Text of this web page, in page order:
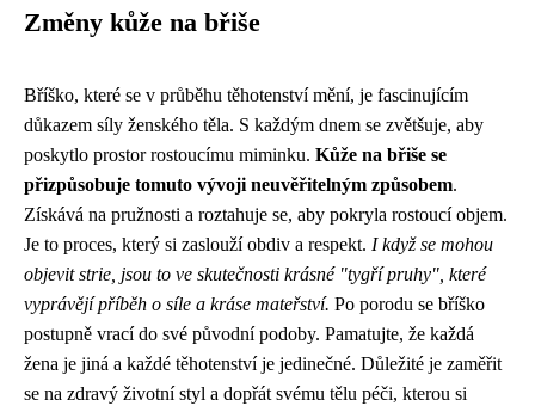
Změny kůže na břiše
Bříško, které se v průběhu těhotenství mění, je fascinujícím
důkazem síly ženského těla. S každým dnem se zvětšuje, aby
poskytlo prostor rostoucímu miminku. Kůže na břiše se
přizpůsobuje tomuto vývoji neuvěřitelným způsobem.
Získává na pružnosti a roztahuje se, aby pokryla rostoucí objem.
Je to proces, který si zaslouží obdiv a respekt. I když se mohou
objevit strie, jsou to ve skutečnosti krásné "tygří pruhy", které
vyprávějí příběh o síle a kráse mateřství. Po porodu se bříško
postupně vrací do své původní podoby. Pamatujte, že každá
žena je jiná a každé těhotenství je jedinečné. Důležité je zaměřit
se na zdravý životní styl a dopřát svému tělu péči, kterou si